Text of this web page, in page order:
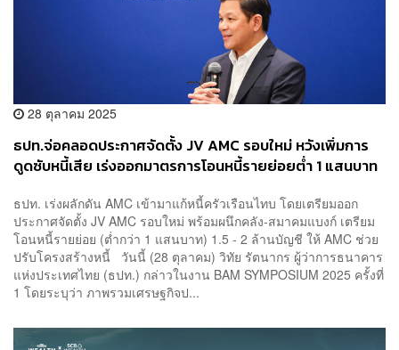
28 ตุลาคม 2025
ธปท.จ่อคลอดประกาศจัดตั้ง JV AMC รอบใหม่ หวังเพิ่มการ
ดูดซับหนี้เสีย เร่งออกมาตรการโอนหนี้รายย่อยต่ำ 1 แสนบาท
ธปท. เร่งผลักดัน AMC เข้ามาแก้หนี้ครัวเรือนไทบ โดยเตรียมออก
ประกาศจัดตั้ง JV AMC รอบใหม่ พร้อมผนึกคลัง-สมาคมแบงก์ เตรียม
โอนหนี้รายย่อย (ต่ำกว่า 1 แสนบาท) 1.5 - 2 ล้านบัญชี ให้ AMC ช่วย
ปรับโครงสร้างหนี้ วันนี้ (28 ตุลาคม) วิทัย รัตนากร ผู้ว่าการธนาคาร
แห่งประเทศไทย (ธปท.) กล่าวในงาน BAM SYMPOSIUM 2025 ครั้งที่
1 โดยระบุว่า ภาพรวมเศรษฐกิจป...